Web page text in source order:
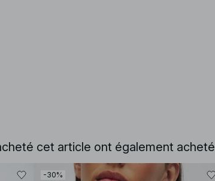
cet article ont également acheté
-30%